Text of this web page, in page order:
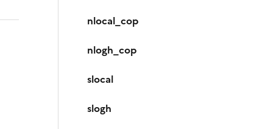
nlocal_cop
nlogh_cop
slocal
slogh